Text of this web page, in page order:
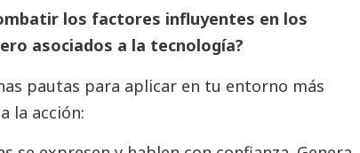
los factores influyentes en los
asociados a la tecnología?
pautas para aplicar en tu entorno más
la acción: